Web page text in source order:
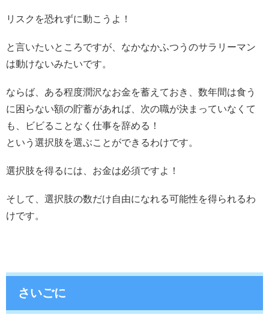
リスクを恐れずに動こうよ！
と言いたいところですが、なかなかふつうのサラリーマン
は動けないみたいです。
ならば、ある程度潤沢なお金を蓄えておき、数年間は食う
に困らない額の貯蓄があれば、次の職が決まっていなくて
も、ビビることなく仕事を辞める！
という選択肢を選ぶことができるわけです。
選択肢を得るには、お金は必須ですよ！
そして、選択肢の数だけ自由になれる可能性を得られるわ
けです。
さいごに